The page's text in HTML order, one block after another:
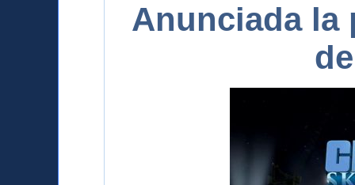
Anunciada la